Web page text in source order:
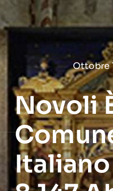
contenuto
Ottobre
Novoli